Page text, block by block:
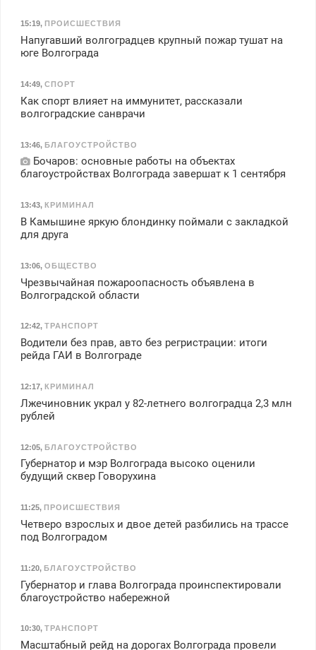
15:19, ПРОИСШЕСТВИЯ
Напугавший волгоградцев крупный пожар тушат на
юге Волгограда
14:49, СПОРТ
Как спорт влияет на иммунитет, рассказали
волгоградские санврачи
13:46, БЛАГОУСТРОЙСТВО
Бочаров: основные работы на объектах
благоустройствах Волгограда завершат к 1 сентября
13:43, КРИМИНАЛ
В Камышине яркую блондинку поймали с закладкой
для друга
13:06, ОБЩЕСТВО
Чрезвычайная пожароопасность объявлена в
Волгоградской области
12:42, ТРАНСПОРТ
Водители без прав, авто без регристрации: итоги
рейда ГАИ в Волгограде
12:17, КРИМИНАЛ
Лжечиновник украл у 82-летнего волгоградца 2,3 млн
рублей
12:05, БЛАГОУСТРОЙСТВО
Губернатор и мэр Волгограда высоко оценили
будущий сквер Говорухина
11:25, ПРОИСШЕСТВИЯ
Четверо взрослых и двое детей разбились на трассе
под Волгоградом
11:20, БЛАГОУСТРОЙСТВО
Губернатор и глава Волгограда проинспектировали
благоустройство набережной
10:30, ТРАНСПОРТ
Масштабный рейд на дорогах Волгограда провели